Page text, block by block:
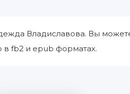
Владиславова. Вы
в fb2 и epub форматах.